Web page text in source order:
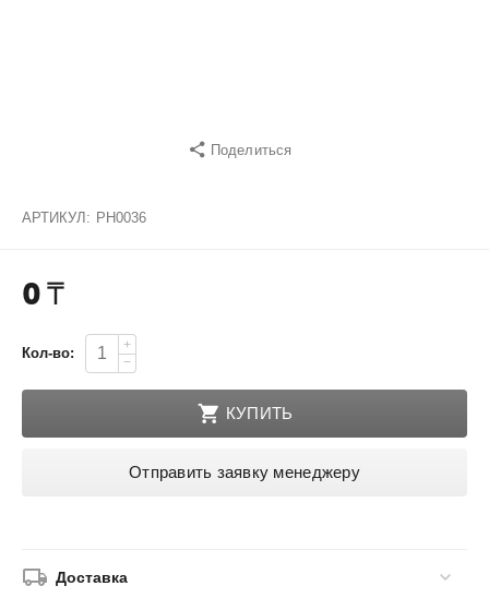
Поделиться
АРТИКУЛ: PH0036
0₸
Кол-во:
+
−
КУПИТЬ
Отправить заявку менеджеру
Доставка